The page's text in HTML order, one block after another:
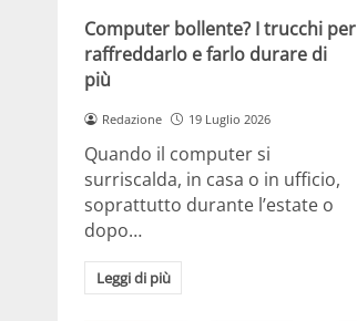
Computer bollente? I trucchi per
raffreddarlo e farlo durare di
più
Redazione 19 Luglio 2026
Quando il computer si
surriscalda, in casa o in ufficio,
soprattutto durante l’estate o
dopo…
Leggi di più